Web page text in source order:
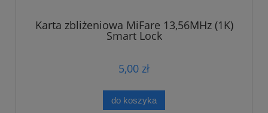
Karta zbliżeniowa MiFare 13,56MHz (1K)
Smart Lock
5,00 zł
do koszyka